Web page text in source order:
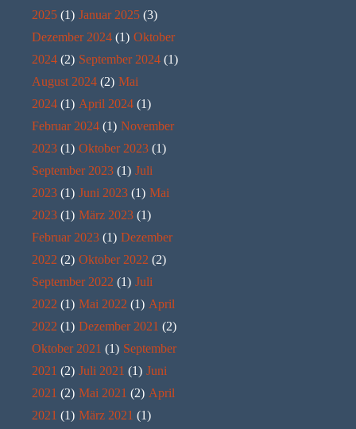
2025 (1) Januar 2025 (3)
Dezember 2024 (1) Oktober
2024 (2) September 2024 (1)
August 2024 (2) Mai
2024 (1) April 2024 (1)
Februar 2024 (1) November
2023 (1) Oktober 2023 (1)
September 2023 (1) Juli
2023 (1) Juni 2023 (1) Mai
2023 (1) März 2023 (1)
Februar 2023 (1) Dezember
2022 (2) Oktober 2022 (2)
September 2022 (1) Juli
2022 (1) Mai 2022 (1) April
2022 (1) Dezember 2021 (2)
Oktober 2021 (1) September
2021 (2) Juli 2021 (1) Juni
2021 (2) Mai 2021 (2) April
2021 (1) März 2021 (1)